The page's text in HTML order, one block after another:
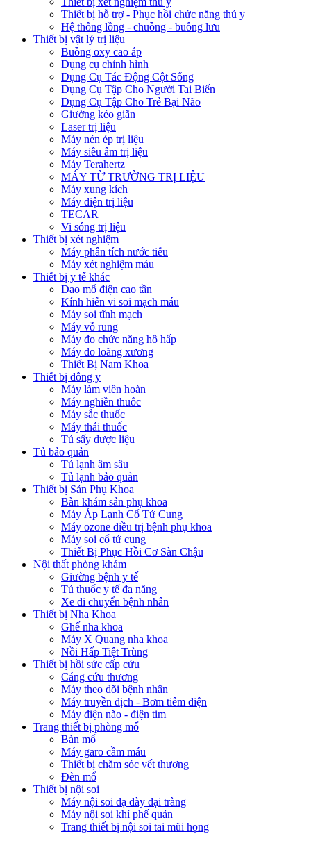
Thiết bị hỗ trợ - Phục hồi chức năng thú y
Hệ thống lồng - chuồng - buồng lưu
Thiết bị vật lý trị liệu
Buồng oxy cao áp
Dụng cụ chỉnh hình
Dụng Cụ Tác Động Cột Sống
Dụng Cụ Tập Cho Người Tai Biến
Dụng Cụ Tập Cho Trẻ Bại Não
Giường kéo giãn
Laser trị liệu
Máy nén ép trị liệu
Máy siêu âm trị liệu
Máy Terahertz
MÁY TỪ TRƯỜNG TRỊ LIỆU
Máy xung kích
Máy điện trị liệu
TECAR
Vi sóng trị liệu
Thiết bị xét nghiệm
Máy phân tích nước tiểu
Máy xét nghiệm máu
Thiết bị y tế khác
Dao mổ điện cao tần
Kính hiển vi soi mạch máu
Máy soi tĩnh mạch
Máy vỗ rung
Máy đo chức năng hô hấp
Máy đo loãng xương
Thiết Bị Nam Khoa
Thiết bị đông y
Máy làm viên hoàn
Máy nghiền thuốc
Máy sắc thuốc
Máy thái thuốc
Tủ sấy dược liệu
Tủ bảo quản
Tủ lạnh âm sâu
Tủ lạnh bảo quản
Thiết bị Sản Phụ Khoa
Bàn khám sản phụ khoa
Máy Áp Lạnh Cổ Tử Cung
Máy ozone điều trị bệnh phụ khoa
Máy soi cổ tử cung
Thiết Bị Phục Hồi Cơ Sàn Chậu
Nội thất phòng khám
Giường bệnh y tế
Tủ thuốc y tế đa năng
Xe di chuyển bệnh nhân
Thiết bị Nha Khoa
Ghế nha khoa
Máy X Quang nha khoa
Nồi Hấp Tiệt Trùng
Thiết bị hồi sức cấp cứu
Cáng cứu thương
Máy theo dõi bệnh nhân
Máy truyền dịch - Bơm tiêm điện
Máy điện não - điện tim
Trang thiết bị phòng mổ
Bàn mổ
Máy garo cầm máu
Thiết bị chăm sóc vết thương
Đèn mổ
Thiết bị nội soi
Máy nội soi dạ dày đại tràng
Máy nội soi khí phế quản
Trang thiết bị nội soi tai mũi họng